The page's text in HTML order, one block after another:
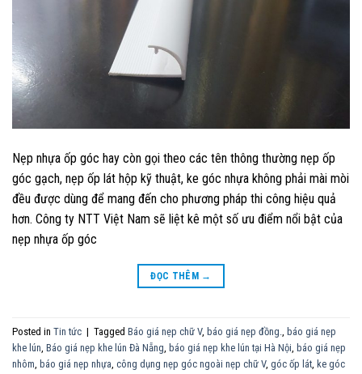
Nẹp nhựa ốp góc hay còn gọi theo các tên thông thường nẹp ốp
góc gạch, nẹp ốp lát hộp kỹ thuật, ke góc nhựa không phải mài mòi
đều được dùng để mang đến cho phương pháp thi công hiệu quả
hơn. Công ty NTT Việt Nam sẽ liệt kê một số ưu điểm nổi bật của
nẹp nhựa ốp góc
ĐỌC THÊM →
Posted in Tin tức | Tagged Báo giá nẹp chữ V, báo giá nẹp đồng.
báo giá nẹp
khe lún Báo giá nẹp khe lún Đà Nẵng báo giá nẹp khe lún tại Hà Nội báo giá nẹp
nhôm báo giá nẹp nhựa công dụng nẹp góc ngoài nẹp chữ V, góc ốp lát ke góc